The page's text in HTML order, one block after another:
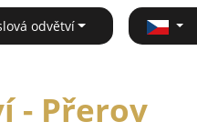
odvětví
- Přerov